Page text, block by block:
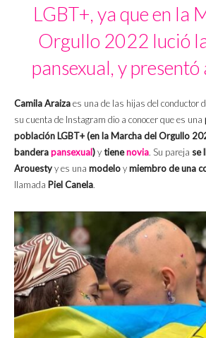
LGBT+, ya que en la
Orgullo 2022 lució
pansexual, y presentó
Camila Araizaes una de las hijas del conductor
su cuenta de Instagram dio a conocer que es una
población LGBT+ (en la Marcha del Orgullo
banderapansexual)ytienenovia. Su pareja se
Arouestyy es una modeloymiembro de una
llamada Piel Canela.